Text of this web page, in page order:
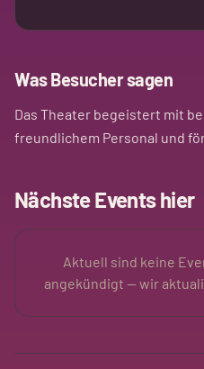
Was Besucher sagen
Das Theater begeistert mit
freundlichem Personal und
Nächste Events hier
Aktuell sind keine
angekündigt — wir